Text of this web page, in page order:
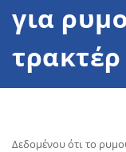
για
τρακτέρ
Δεδομένου ότι το